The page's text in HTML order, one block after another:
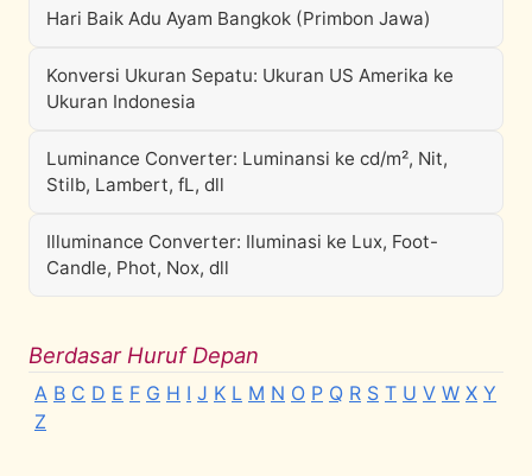
Hari Baik Adu Ayam Bangkok (Primbon Jawa)
Konversi Ukuran Sepatu: Ukuran US Amerika ke
Ukuran Indonesia
Luminance Converter: Luminansi ke cd/m², Nit,
Stilb, Lambert, fL, dll
Illuminance Converter: Iluminasi ke Lux, Foot-
Candle, Phot, Nox, dll
Berdasar Huruf Depan
A B C D E F G H I J K L M N O P Q R S T U V W X Y
Z